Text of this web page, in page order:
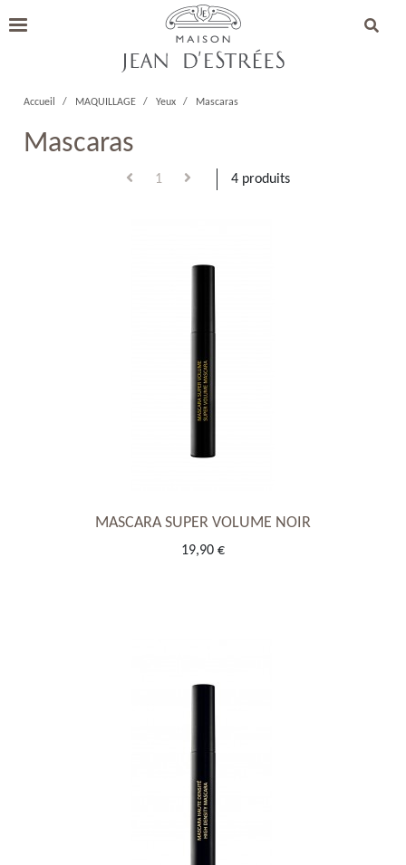
Accueil MAQUILLAGE Yeux Mascaras
Mascaras
1 4 produits
MASCARA SUPER VOLUME NOIR
19,90 €